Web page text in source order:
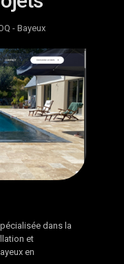
- Bayeux
dans la
et
en